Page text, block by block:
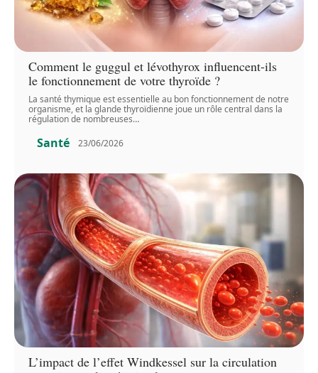
Comment le guggul et lévothyrox influencent-ils
le fonctionnement de votre thyroïde ?
La santé thymique est essentielle au bon fonctionnement de notre
organisme, et la glande thyroïdienne joue un rôle central dans la
régulation de nombreuses…
Santé 23/06/2026
L’impact de l’effet Windkessel sur la circulation